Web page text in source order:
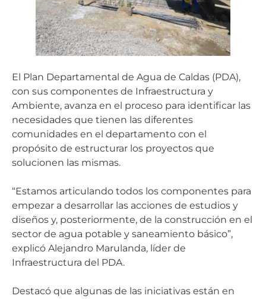
El Plan Departamental de Agua de Caldas (PDA),
con sus componentes de Infraestructura y
Ambiente, avanza en el proceso para identificar las
necesidades que tienen las diferentes
comunidades en el departamento con el
propósito de estructurar los proyectos que
solucionen las mismas.
“Estamos articulando todos los componentes para
empezar a desarrollar las acciones de estudios y
diseños y, posteriormente, de la construcción en el
sector de agua potable y saneamiento básico”,
explicó Alejandro Marulanda, líder de
Infraestructura del PDA.
Destacó que algunas de las iniciativas están en